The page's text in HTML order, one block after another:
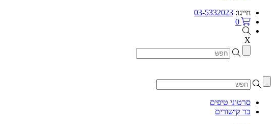
חייגו: 03-5332023
0
X
סרטוני טיפים
בר קישורים